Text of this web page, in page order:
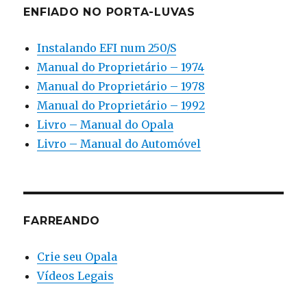
ENFIADO NO PORTA-LUVAS
Instalando EFI num 250/S
Manual do Proprietário – 1974
Manual do Proprietário – 1978
Manual do Proprietário – 1992
Livro – Manual do Opala
Livro – Manual do Automóvel
FARREANDO
Crie seu Opala
Vídeos Legais